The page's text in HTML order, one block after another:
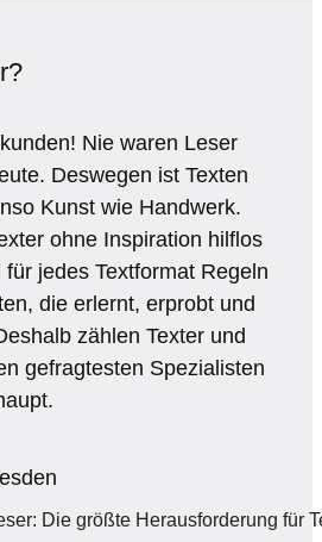
Die größte Herausforderung für
Nie waren Leser
Deswegen ist Texten
Kunst wie Handwerk.
ohne Inspiration hilflos
jedes Textformat Regeln
die erlernt, erprobt und
zählen Texter und
gefragtesten Spezialisten